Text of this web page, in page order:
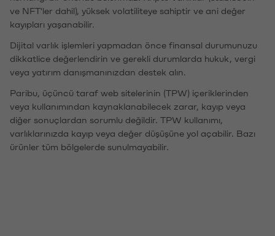
ve NFT'ler dahil), yüksek volatiliteye sahiptir ve ani değer
kayıpları yaşanabilir.
Dijital varlık işlemleri yapmadan önce finansal durumunuzu
dikkatlice değerlendirin ve gerekli durumlarda hukuk, vergi
veya yatırım danışmanınızdan destek alın.
Paribu, üçüncü taraf web sitelerinin (TPW) içeriklerinden
veya kullanımından kaynaklanabilecek zarar, kayıp veya
diğer sonuçlardan sorumlu değildir. TPW kullanımı,
varlıklarınızda kayıp veya değer düşüşüne yol açabilir. Bazı
ürünler tüm bölgelerde sunulmayabilir.